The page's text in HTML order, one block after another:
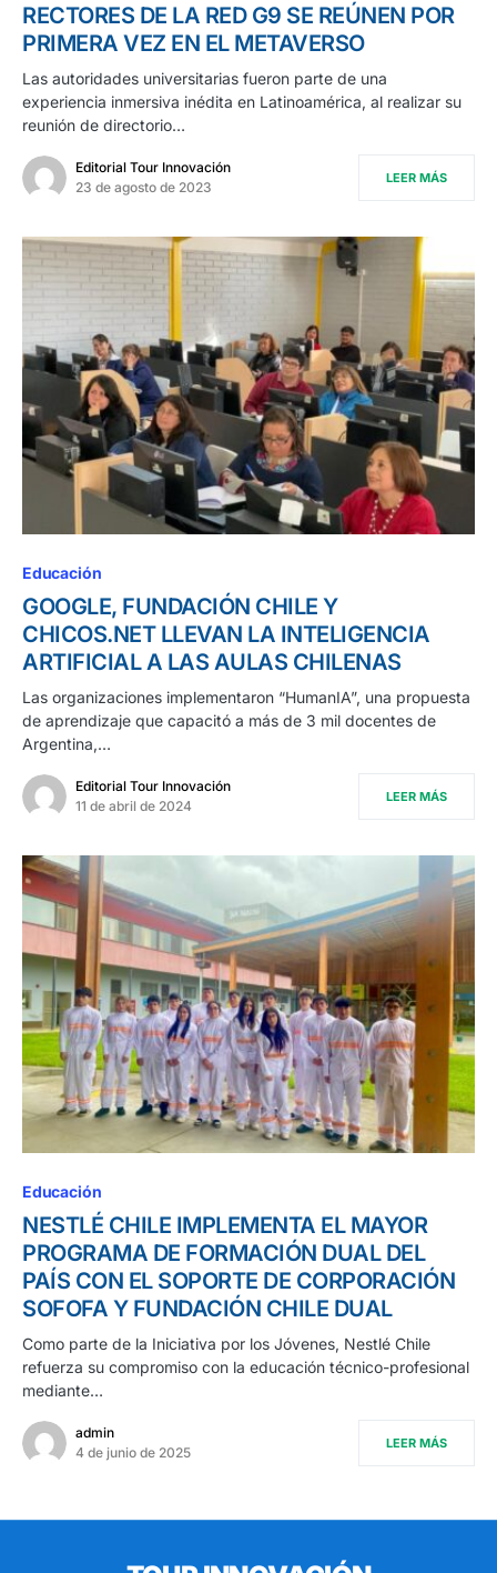
RECTORES DE LA RED G9 SE REÚNEN POR
PRIMERA VEZ EN EL METAVERSO
Las autoridades universitarias fueron parte de una
experiencia inmersiva inédita en Latinoamérica, al realizar su
reunión de directorio…
Editorial Tour Innovación
23 de agosto de 2023
LEER MÁS
Educación
GOOGLE, FUNDACIÓN CHILE Y
CHICOS.NET LLEVAN LA INTELIGENCIA
ARTIFICIAL A LAS AULAS CHILENAS
Las organizaciones implementaron “HumanIA”, una propuesta
de aprendizaje que capacitó a más de 3 mil docentes de
Argentina,…
Editorial Tour Innovación
11 de abril de 2024
LEER MÁS
Educación
NESTLÉ CHILE IMPLEMENTA EL MAYOR
PROGRAMA DE FORMACIÓN DUAL DEL
PAÍS CON EL SOPORTE DE CORPORACIÓN
SOFOFA Y FUNDACIÓN CHILE DUAL
Como parte de la Iniciativa por los Jóvenes, Nestlé Chile
refuerza su compromiso con la educación técnico-profesional
mediante…
admin
4 de junio de 2025
LEER MÁS